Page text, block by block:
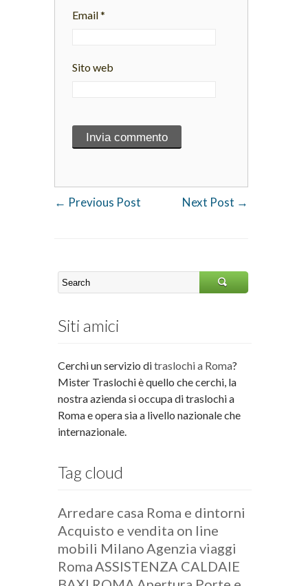
Email*
Sito web
← Previous Post Next Post →
Siti amici
Cerchi un servizio ditraslochi a Roma?
Mister Traslochi è quello che cerchi, la
nostra azienda si occupa di traslochi a
Roma e opera sia a livello nazionale che
internazionale.
Tag cloud
Arredare casa Roma e dintorni
Acquisto e vendita on line
mobili MilanoAgenzia viaggi
RomaASSISTENZA CALDAIE